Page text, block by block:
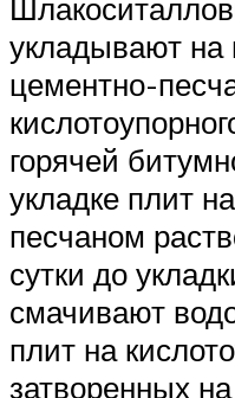
укладывают на
цементно-
горячей
укладке плит
песчаном
сутки до
смачивают
плит на
затворенных